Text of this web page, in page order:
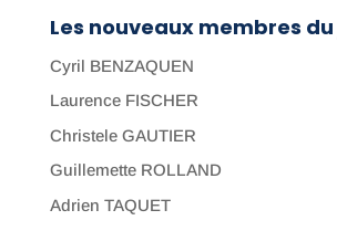
Les nouveaux membres
Cyril BENZAQUEN
Laurence FISCHER
Christele GAUTIER
Guillemette ROLLAND
Adrien TAQUET